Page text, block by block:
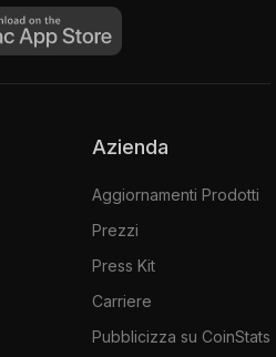
Azienda
Aggiornamenti Prodotti
Prezzi
Press Kit
Carriere
Pubblicizza su CoinStats